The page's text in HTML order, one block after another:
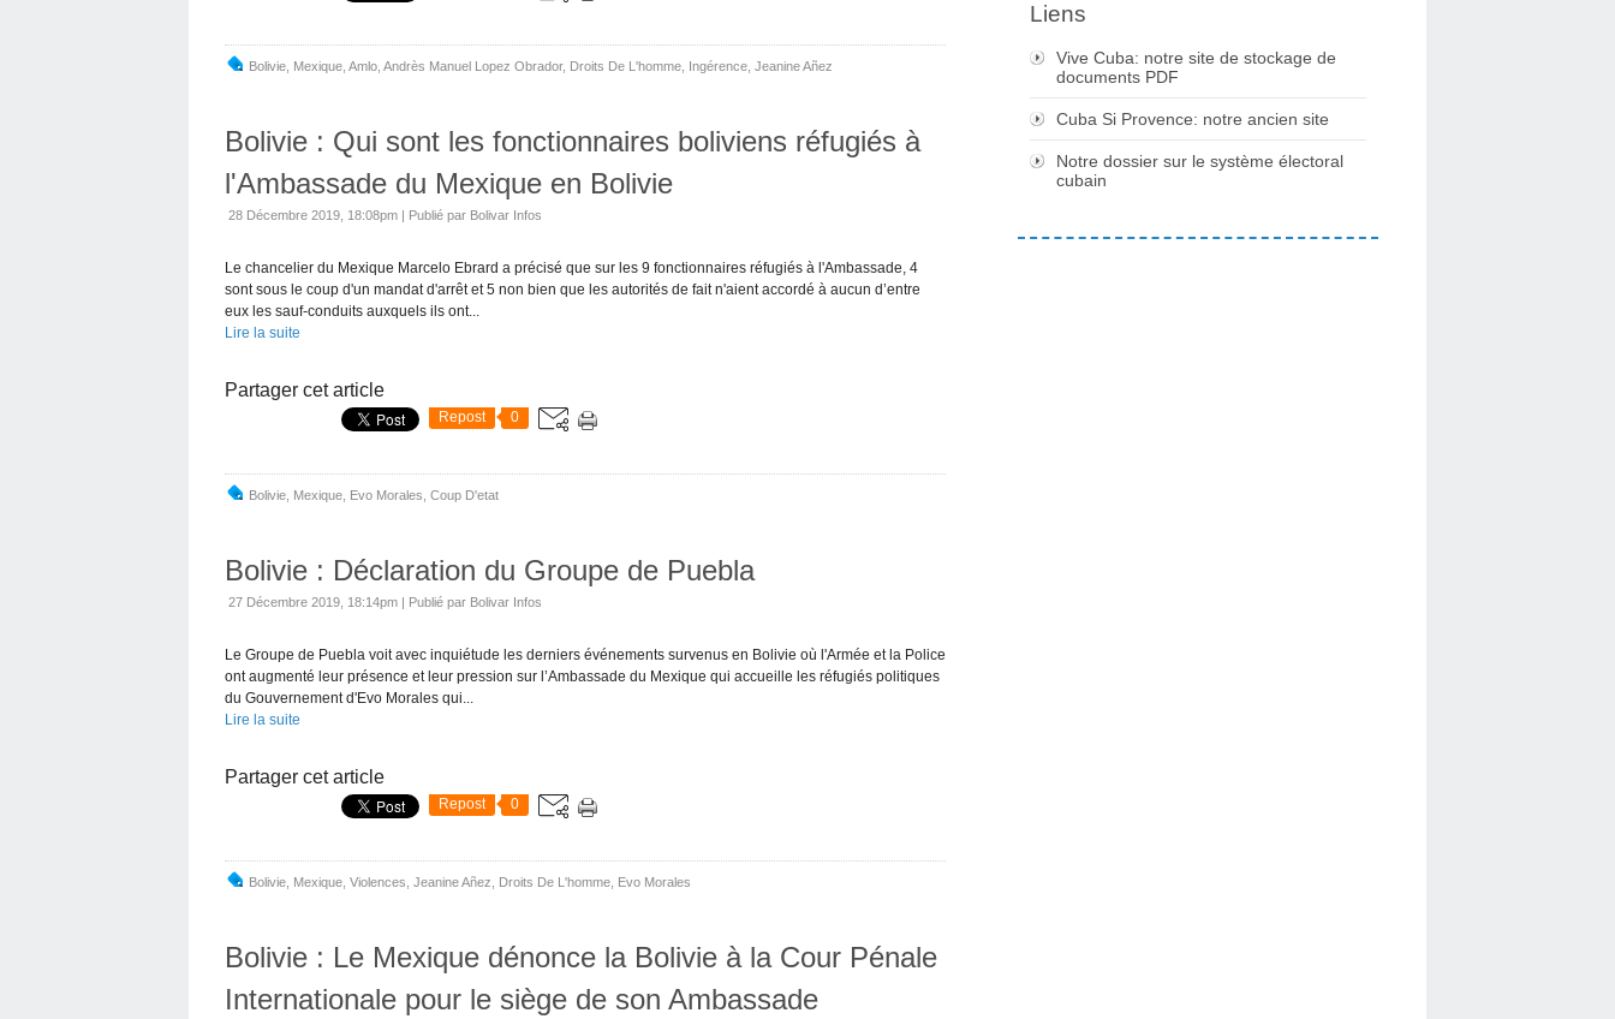
Bolivie Mexique Amlo Andrès Manuel Lopez Obrador, Droits De L'homme Ingérence Jeanine Añez
Bolivie : Qui sont les fonctionnaires boliviens réfugiés à
l'Ambassade du Mexique en Bolivie
28 Décembre 2019, 18:08pm | Publié par Bolivar Infos
Le chancelier du Mexique Marcelo Ebrard a précisé que sur les 9 fonctionnaires réfugiés à l'Ambassade, 4
sont sous le coup d'un mandat d'arrêt et 5 non bien que les autorités de fait n'aient accordé à aucun d’entre
eux les sauf-conduits auxquels ils ont...
Lire la suite
Partager cet article
Repost 0
Bolivie Mexique Evo Morales Coup D'etat
Bolivie : Déclaration du Groupe de Puebla
27 Décembre 2019, 18:14pm | Publié par Bolivar Infos
Le Groupe de Puebla voit avec inquiétude les derniers événements survenus en Bolivie où l'Armée et la Police
ont augmenté leur présence et leur pression sur l’Ambassade du Mexique qui accueille les réfugiés politiques
du Gouvernement d'Evo Morales qui...
Lire la suite
Partager cet article
Repost 0
Bolivie Mexique Violences Jeanine Añez Droits De L'homme Evo Morales
Bolivie : Le Mexique dénonce la Bolivie à la Cour Pénale
Internationale pour le siège de son Ambassade
Liens
Vive Cuba: notre site de stockage de
documents PDF
Cuba Si Provence: notre ancien site
Notre dossier sur le système électoral
cubain